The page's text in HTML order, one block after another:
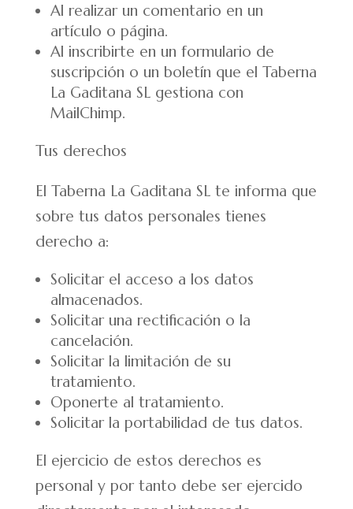
Al realizar un comentario en un
artículo o página.
Al inscribirte en un formulario de
suscripción o un boletín que el Taberna
La Gaditana SL gestiona con
MailChimp.
Tus derechos
El Taberna La Gaditana SL te informa que
sobre tus datos personales tienes
derecho a:
Solicitar el acceso a los datos
almacenados.
Solicitar una rectificación o la
cancelación.
Solicitar la limitación de su
tratamiento.
Oponerte al tratamiento.
Solicitar la portabilidad de tus datos.
El ejercicio de estos derechos es
personal y por tanto debe ser ejercido